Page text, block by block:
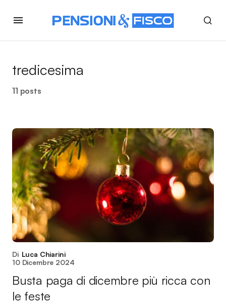
tredicesima
11 posts
Di Luca Chiarini
10 Dicembre 2024
Busta paga di dicembre più ricca con
le feste